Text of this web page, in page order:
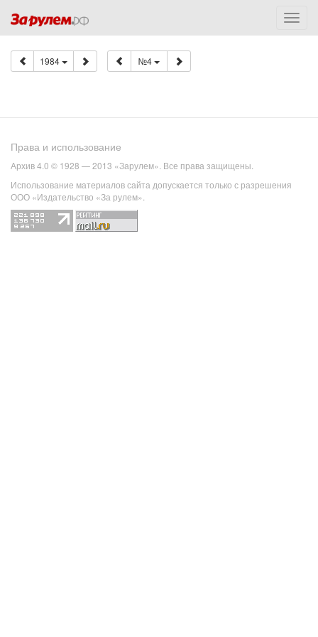
1984 №4
Права и использование
Архив 4.0 © 1928 — 2013 «Зарулем». Все права защищены.
Использование материалов сайта допускается только с разрешения
ООО «Издательство «За рулем».